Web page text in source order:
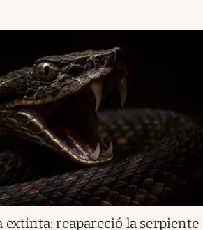
extinta: reapareció la serpiente